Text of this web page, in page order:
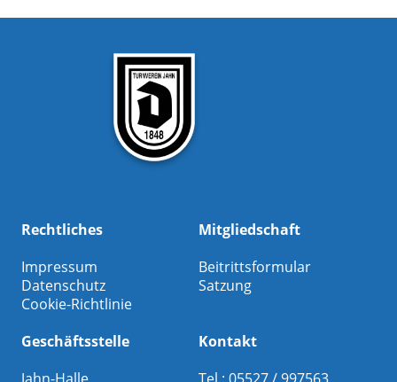
Rechtliches
Impressum
Datenschutz
Cookie-Richtlinie
Mitgliedschaft
Beitrittsformular
Satzung
Geschäftsstelle
Kontakt